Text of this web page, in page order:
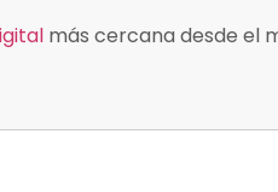
más cercana desde el